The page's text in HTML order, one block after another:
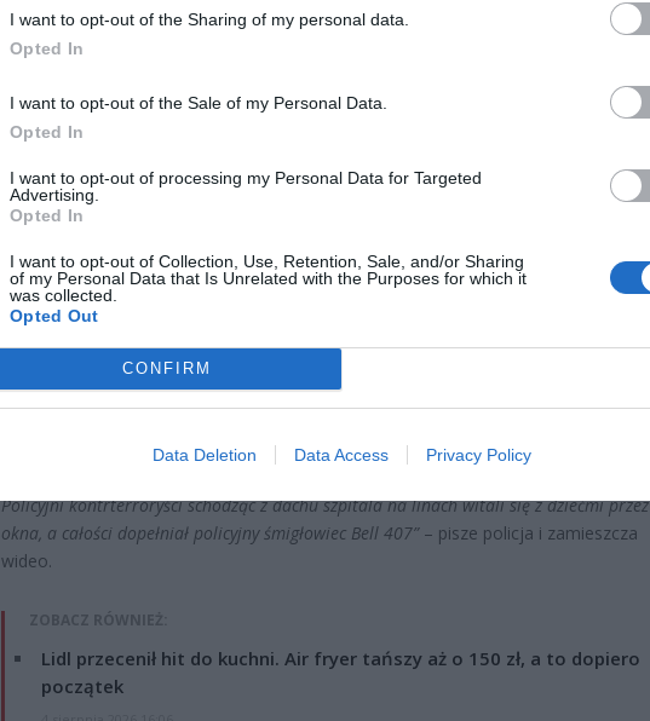
I want to opt-out of the Sharing of my personal data.
Opted In
I want to opt-out of the Sale of my Personal Data.
Opted In
I want to opt-out of processing my Personal Data for Targeted
Advertising.
Opted In
I want to opt-out of Collection, Use, Retention, Sale, and/or Sharing
of my Personal Data that Is Unrelated with the Purposes for which it
was collected.
Opted Out
CONFIRM
Data Deletion Data Access Privacy Policy
Brudzińskiego w Warszawie.
Policyjni kontrterroryści schodząc z dachu szpitala na linach witali się z dziećmi przez
okna, a całości dopełniał policyjny śmigłowiec Bell 407”– pisze policja i zamieszcza
wideo.
ZOBACZ RÓWNIEŻ:
Lidl przecenił hit do kuchni. Air fryer tańszy aż o 150 zł, a to dopiero
początek